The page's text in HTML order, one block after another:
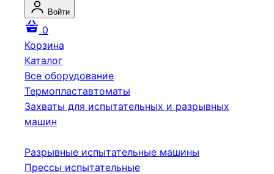
Войти
0
Корзина
Каталог
Все оборудование
Термопластавтоматы
Захваты для испытательных и разрывных
машин
Разрывные испытательные машины
Прессы испытательные